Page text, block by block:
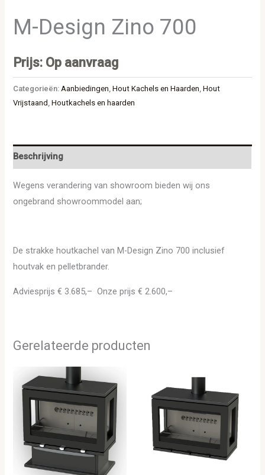
M-Design Zino 700
Prijs: Op aanvraag
Categorieën: Aanbiedingen ,Hout Kachels en Haarden ,Hout
Vrijstaand ,Houtkachels en haarden
Beschrijving
Wegens verandering van showroom bieden wij ons
ongebrand showroommodel aan;
De strakke houtkachel van M-Design Zino 700 inclusief
houtvak en pelletbrander.
Adviesprijs € 3.685,– Onze prijs € 2.600,–
Gerelateerde producten